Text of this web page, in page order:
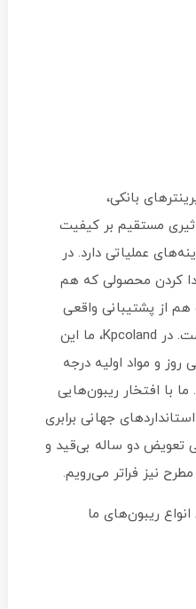
بانکی،
مستقیم بر کیفیت
عملیاتی دارد. در
کردن محصولی که هم
از پشتیبانی واقعی
برخوردار باشد، یک چالش است. در Kpcoland، ما این
و مواد اولیه درجه
افتخار ریبون‌هایی
جهانی برابری
دو ساله بی‌قید و
نیز فراتر می‌رویم.
ریبون‌های ما